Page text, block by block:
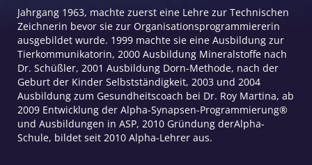
Jahrgang 1963, machte zuerst eine Lehre zur Technischen
Zeichnerin bevor sie zur Organisationsprogrammiererin
ausgebildet wurde. 1999 machte sie eine Ausbildung zur
Tierkommunikatorin, 2000 Ausbildung Mineralstoffe nach
Dr. Schüßler, 2001 Ausbildung Dorn-Methode, nach der
Geburt der Kinder Selbstständigkeit, 2003 und 2004
Ausbildung zum Gesundheitscoach bei Dr. Roy Martina, ab
2009 Entwicklung der Alpha-Synapsen-Programmierung®
und Ausbildungen in ASP, 2010 Gründung derAlpha-
Schule, bildet seit 2010 Alpha-Lehrer aus.